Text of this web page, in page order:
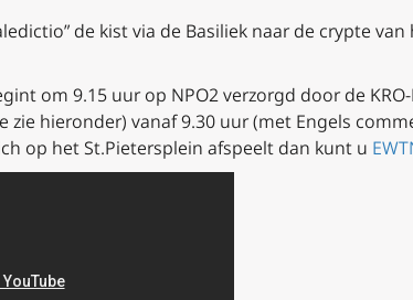
de kist via de Basiliek naar de crypte
om 9.15 uur op NPO2 verzorgd door de
zie hieronder) vanaf 9.30 uur (met Engels
op het St.Pietersplein afspeelt dan kunt u